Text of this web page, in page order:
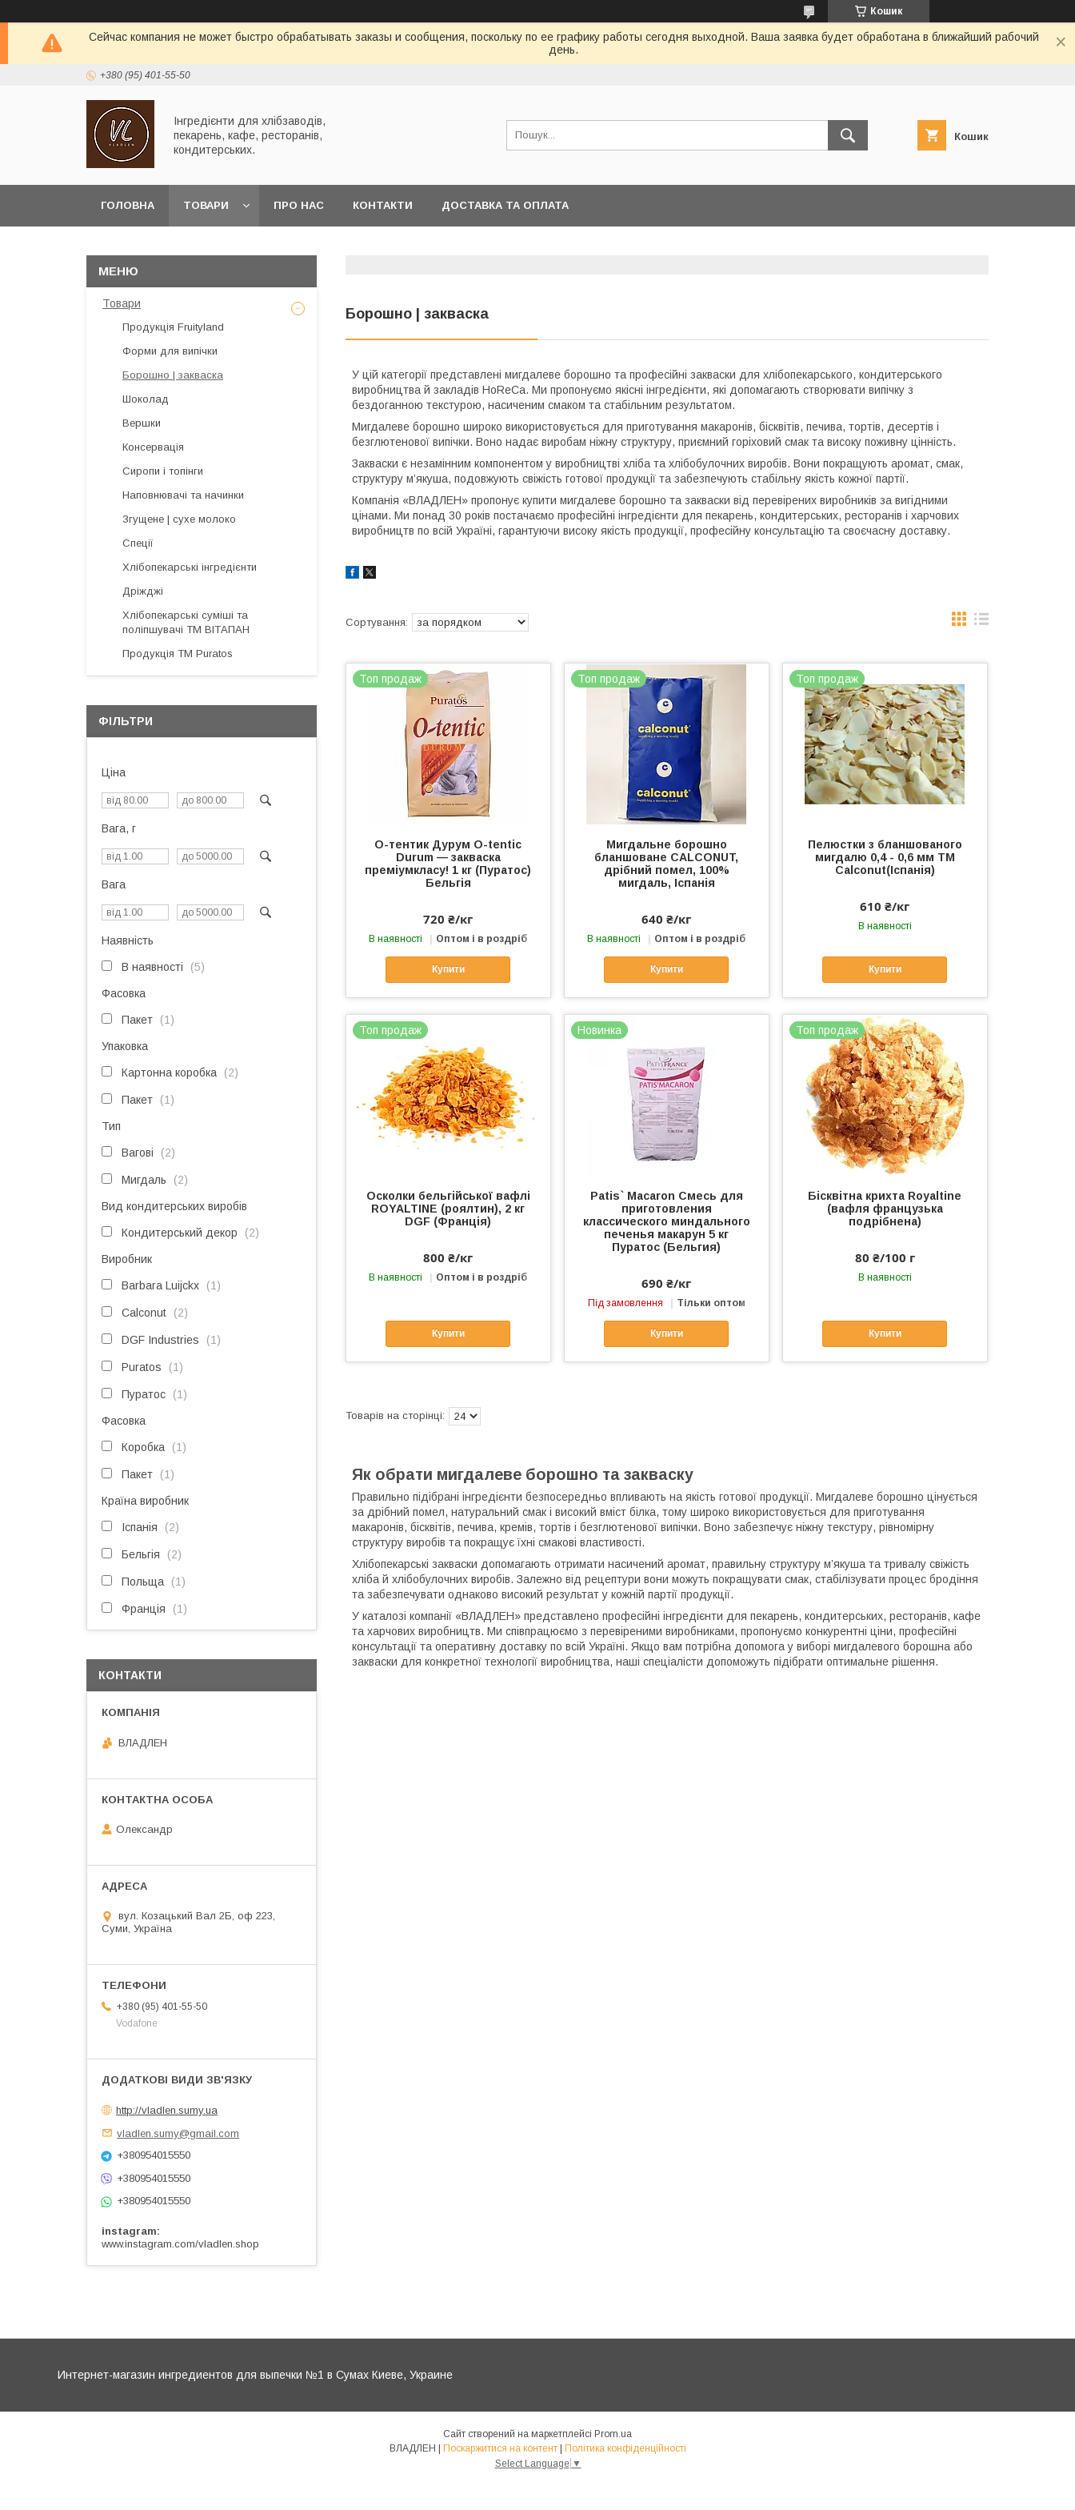
Кошик
Сейчас компания не может быстро обрабатывать заказы и сообщения, поскольку по ее графику работы сегодня выходной. Ваша заявка будет обработана в ближайший рабочий
день.
+380 (95) 401-55-50
Інгредієнти для хлібзаводів,
пекарень, кафе, ресторанів,
кондитерських.
Кошик
ГОЛОВНА ТОВАРИ ПРО НАС КОНТАКТИ ДОСТАВКА ТА ОПЛАТА
Борошно | закваска
У цій категорії представлені мигдалеве борошно та професійні закваски для хлібопекарського, кондитерського
виробництва й закладів HoReCa. Ми пропонуємо якісні інгредієнти, які допомагають створювати випічку з
бездоганною текстурою, насиченим смаком та стабільним результатом.
Мигдалеве борошно широко використовується для приготування макаронів, бісквітів, печива, тортів, десертів і
безглютенової випічки. Воно надає виробам ніжну структуру, приємний горіховий смак та високу поживну цінність.
Закваски є незамінним компонентом у виробництві хліба та хлібобулочних виробів. Вони покращують аромат, смак,
структуру м’якуша, подовжують свіжість готової продукції та забезпечують стабільну якість кожної партії.
Компанія «ВЛАДЛЕН» пропонує купити мигдалеве борошно та закваски від перевірених виробників за вигідними
цінами. Ми понад 30 років постачаємо професійні інгредієнти для пекарень, кондитерських, ресторанів і харчових
виробництв по всій Україні, гарантуючи високу якість продукції, професійну консультацію та своєчасну доставку.
Топ продаж
О-тентик Дурум O-tentic
Durum — закваска
преміумкласу! 1 кг (Пуратос)
Бельгія
720 ₴/кг
В наявності Оптом і в роздріб
Купити
Топ продаж
Мигдальне борошно
бланшоване CALCONUT,
дрібний помел, 100%
мигдаль, Іспанія
640 ₴/кг
В наявності Оптом і в роздріб
Купити
Топ продаж
Пелюстки з бланшованого
мигдалю 0,4 - 0,6 мм TM
Calconut(Іспанія)
610 ₴/кг
В наявності
Купити
Топ продаж
Осколки бельгійської вафлі
ROYALTINE (роялтин), 2 кг
DGF (Франція)
800 ₴/кг
В наявності Оптом і в роздріб
Купити
Новинка
Patis` Macaron Смесь для
приготовления
классического миндального
печенья макарун 5 кг
Пуратос (Бельгия)
690 ₴/кг
Під замовлення Тільки оптом
Купити
Топ продаж
Бісквітна крихта Royaltine
(вафля французька
подрібнена)
80 ₴/100 г
В наявності
Купити
Як обрати мигдалеве борошно та закваску
Правильно підібрані інгредієнти безпосередньо впливають на якість готової продукції. Мигдалеве борошно цінується
за дрібний помел, натуральний смак і високий вміст білка, тому широко використовується для приготування
макаронів, бісквітів, печива, кремів, тортів і безглютенової випічки. Воно забезпечує ніжну текстуру, рівномірну
структуру виробів та покращує їхні смакові властивості.
Хлібопекарські закваски допомагають отримати насичений аромат, правильну структуру м’якуша та тривалу свіжість
хліба й хлібобулочних виробів. Залежно від рецептури вони можуть покращувати смак, стабілізувати процес бродіння
та забезпечувати однаково високий результат у кожній партії продукції.
У каталозі компанії «ВЛАДЛЕН» представлено професійні інгредієнти для пекарень, кондитерських, ресторанів, кафе
та харчових виробництв. Ми співпрацюємо з перевіреними виробниками, пропонуємо конкурентні ціни, професійні
консультації та оперативну доставку по всій Україні. Якщо вам потрібна допомога у виборі мигдалевого борошна або
закваски для конкретної технології виробництва, наші спеціалісти допоможуть підібрати оптимальне рішення.
Товари
Продукція Fruityland
Форми для випічки
Борошно | закваска
Шоколад
Вершки
Консервація
Сиропи і топінги
Наповнювачі та начинки
Згущене | сухе молоко
Спеції
Хлібопекарські інгредієнти
Дріжджі
Хлібопекарські суміші та
поліпшувачі ТМ ВІТАПАН
Продукція ТМ Puratos
ФІЛЬТРИ
Ціна
Вага, г
Вага
Наявність
В наявності 5
Фасовка
Пакет 1
Упаковка
Картонна коробка 2
Пакет 1
Тип
Вагові 2
Мигдаль 2
Вид кондитерських виробів
Кондитерський декор 2
Виробник
Barbara Luijckx 1
Calconut 2
DGF Industries 1
Puratos 1
Пуратос 1
Фасовка
Коробка 1
Пакет 1
Країна виробник
Іспанія 2
Бельгія 2
Польща 1
Франція 1
КОНТАКТИ
ВЛАДЛЕН
Олександр
вул. Козацький Вал 2Б, оф 223,
Суми, Україна
+380 (95) 401-55-50
Vodafone
http://vladlen.sumy.ua
vladlen.sumy@gmail.com
+380954015550
+380954015550
+380954015550
instagram
www.instagram.com/vladlen.shop
Интернет-магазин ингредиентов для выпечки №1 в Сумах Киеве, Украине
Сайт створений на маркетплейсі Prom.ua
Поскаржитися на контент
Політика конфіденційності
Select Language ▼